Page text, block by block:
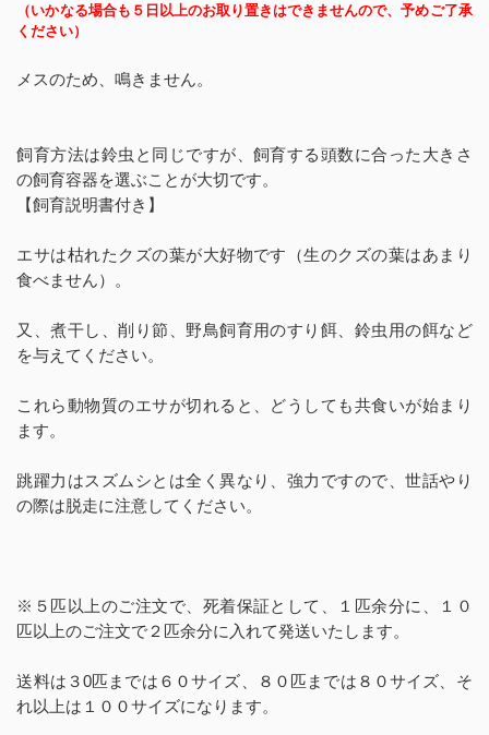
（いかなる場合も５日以上のお取り置きはできませんので、予めご了承
ください）
メスのため、鳴きません。
飼育方法は鈴虫と同じですが、飼育する頭数に合った大きさ
の飼育容器を選ぶことが大切です。
【飼育説明書付き】
エサは枯れたクズの葉が大好物です（生のクズの葉はあまり
食べません）。
又、煮干し、削り節、野鳥飼育用のすり餌、鈴虫用の餌など
を与えてください。
これら動物質のエサが切れると、どうしても共食いが始まり
ます。
跳躍力はスズムシとは全く異なり、強力ですので、世話やり
の際は脱走に注意してください。
※５匹以上のご注文で、死着保証として、１匹余分に、１０
匹以上のご注文で２匹余分に入れて発送いたします。
送料は３0匹までは６０サイズ、８０匹までは８０サイズ、そ
れ以上は１００サイズになります。